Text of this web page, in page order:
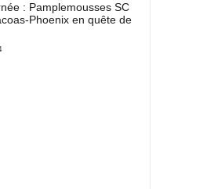
: Pamplemousses SC
Phoenix en quête de